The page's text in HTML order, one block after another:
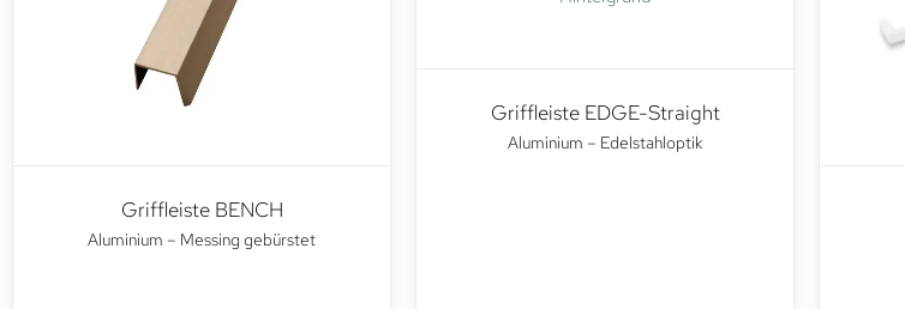
Griffleiste BENCH
Aluminium – Messing gebürstet
Griffleiste EDGE-Straight
Aluminium – Edelstahloptik